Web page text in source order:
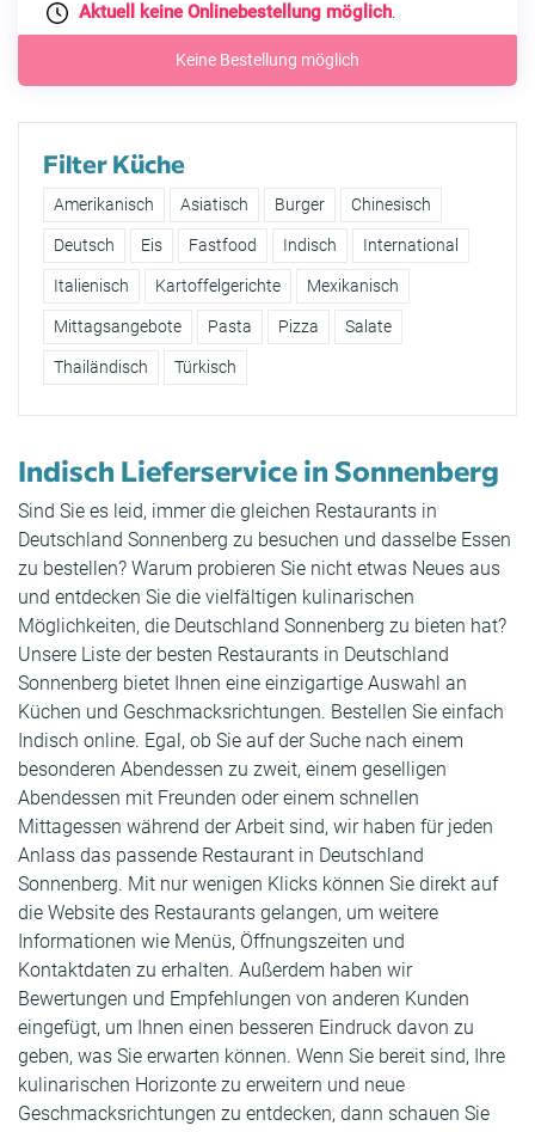
Aktuell keine Onlinebestellung möglich.
Keine Bestellung möglich
Filter Küche
Amerikanisch Asiatisch Burger Chinesisch
Deutsch Eis Fastfood Indisch International
Italienisch Kartoffelgerichte Mexikanisch
Mittagsangebote Pasta Pizza Salate
Thailändisch Türkisch
Indisch Lieferservice in Sonnenberg
Sind Sie es leid, immer die gleichen Restaurants in
Deutschland Sonnenberg zu besuchen und dasselbe Essen
zu bestellen? Warum probieren Sie nicht etwas Neues aus
und entdecken Sie die vielfältigen kulinarischen
Möglichkeiten, die Deutschland Sonnenberg zu bieten hat?
Unsere Liste der besten Restaurants in Deutschland
Sonnenberg bietet Ihnen eine einzigartige Auswahl an
Küchen und Geschmacksrichtungen. Bestellen Sie einfach
Indisch online. Egal, ob Sie auf der Suche nach einem
besonderen Abendessen zu zweit, einem geselligen
Abendessen mit Freunden oder einem schnellen
Mittagessen während der Arbeit sind, wir haben für jeden
Anlass das passende Restaurant in Deutschland
Sonnenberg. Mit nur wenigen Klicks können Sie direkt auf
die Website des Restaurants gelangen, um weitere
Informationen wie Menüs, Öffnungszeiten und
Kontaktdaten zu erhalten. Außerdem haben wir
Bewertungen und Empfehlungen von anderen Kunden
eingefügt, um Ihnen einen besseren Eindruck davon zu
geben, was Sie erwarten können. Wenn Sie bereit sind, Ihre
kulinarischen Horizonte zu erweitern und neue
Geschmacksrichtungen zu entdecken, dann schauen Sie